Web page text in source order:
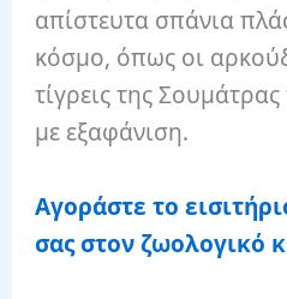
απίστευτα σπάνια
κόσμο, όπως οι
τίγρεις της
με εξαφάνιση.
Αγοράστε το
σας στον ζωολογικό